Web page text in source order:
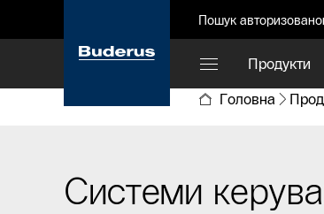
Пошук
Продукти
Головна
Системи